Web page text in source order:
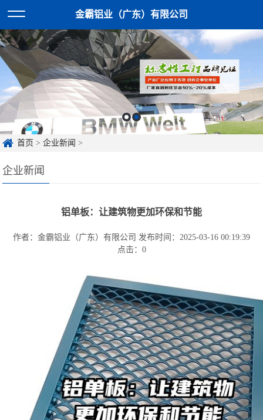
金霸铝业（广东）有限公司
首页 >企业新闻 >
企业新闻
铝单板：让建筑物更加环保和节能
作者：金霸铝业（广东）有限公司 发布时间：2025-03-16 00:19:39
点击： 0